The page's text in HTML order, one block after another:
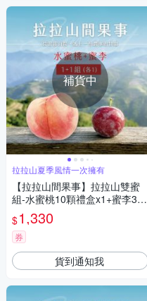
補貨中
拉拉山夏季風情一次擁有
【拉拉山間果事】拉拉山雙蜜
組-水蜜桃10顆禮盒x1+蜜李3斤
禮盒x1
$1,330
券
貨到通知我